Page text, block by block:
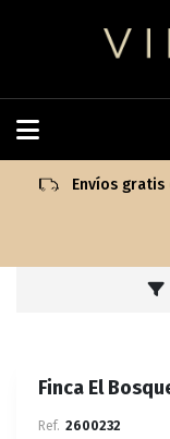
Envíos
Finca El
2600232